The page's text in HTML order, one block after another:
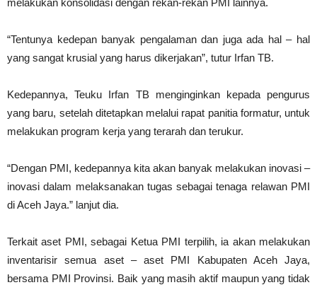
“Tentunya kedepan banyak pengalaman dan juga ada hal – hal
yang sangat krusial yang harus dikerjakan”, tutur Irfan TB.
Kedepannya, Teuku Irfan TB menginginkan kepada pengurus
yang baru, setelah ditetapkan melalui rapat panitia formatur, untuk
melakukan program kerja yang terarah dan terukur.
“Dengan PMI, kedepannya kita akan banyak melakukan inovasi –
inovasi dalam melaksanakan tugas sebagai tenaga relawan PMI
di Aceh Jaya.” lanjut dia.
Terkait aset PMI, sebagai Ketua PMI terpilih, ia akan melakukan
inventarisir semua aset – aset PMI Kabupaten Aceh Jaya,
bersama PMI Provinsi. Baik yang masih aktif maupun yang tidak